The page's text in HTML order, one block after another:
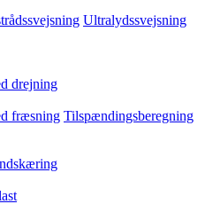
Ultralydssvejsning
drejning
fræsning Tilspændingsberegning